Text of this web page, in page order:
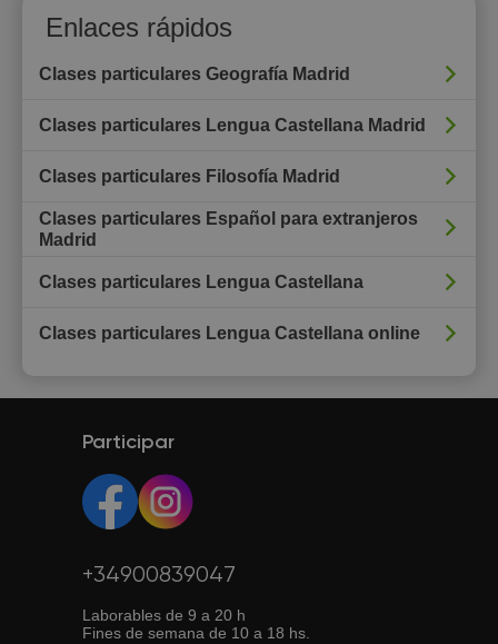
Enlaces rápidos
Clases particulares Geografía Madrid
Clases particulares Lengua Castellana Madrid
Clases particulares Filosofía Madrid
Clases particulares Español para extranjeros
Madrid
Clases particulares Lengua Castellana
Clases particulares Lengua Castellana online
Participar
+34900839047
Laborables de 9 a 20 h
Fines de semana de 10 a 18 hs.